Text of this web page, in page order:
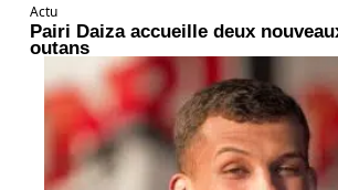
Actu
Pairi Daiza accueille deux
outans